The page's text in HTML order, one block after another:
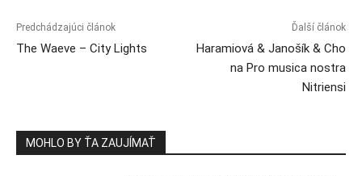
Predchádzajúci článok
The Waeve – City Lights
Ďalší článok
Haramiová & Janošík & Cho
na Pro musica nostra
Nitriensi
MOHLO BY ŤA ZAUJÍMAŤ